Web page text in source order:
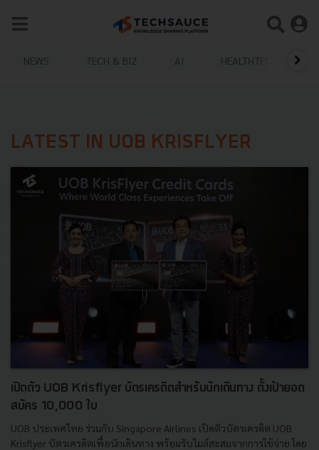
NEWS TECH & BIZ AI HEALTHTECH
LATEST IN UOB KRISFLYER
เปิดตัว UOB Krisflyer บัตรเครดิตสำหรับนักเดินทาง ตั้งเป้ายอด
สมัคร 10,000 ใบ
UOB ประเทศไทย ร่วมกับ Singapore Airlines เปิดตัวบัตรเครดิต UOB
Krisflyer บัตรเครดิตเพื่อนักเดินทาง พร้อมรับไมล์สะสมจากการใช้จ่าย โดย